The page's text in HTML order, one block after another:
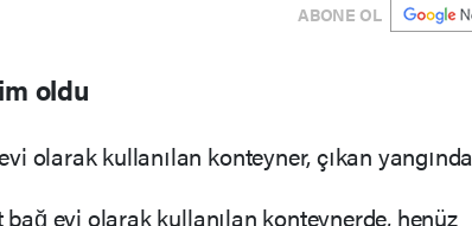
ABONE OL
oldu
olarak kullanılan konteyner, çıkan yangında
bağ evi olarak kullanılan konteynerde, henüz